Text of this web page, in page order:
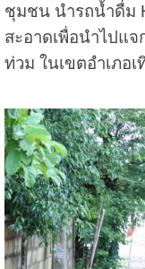
ชุมชน นำรถน้ำดื่ม
สะอาดเพื่อนำไปแ
ท่วม ในเขตอำเภอเ